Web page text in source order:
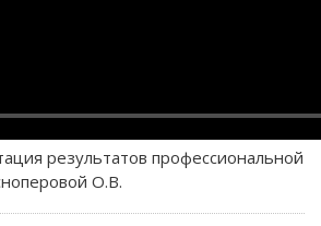
результатов профессиональной
О.В.